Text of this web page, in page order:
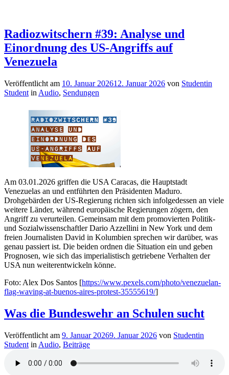
Radiozwitschern #39: Analyse und
Einordnung des US-Angriffs auf
Venezuela
Veröffentlicht am 10. Januar 202612. Januar 2026 von Studentin
Student in Audio, Sendungen
Am 03.01.2026 griffen die USA Caracas, die Hauptstadt
Venezuelas an und entführten den Präsidenten Maduro.
Drohgebärden der US-Regierung richten sich infolgedessen an viele
weitere Länder, während europäische Regierungen zögern, den
Angriff zu verurteilen. Gemeinsam mit dem promovierten Politik-
und Sozialwissenschaftler Dario Azzellini in New York und dem
freien Journalisten David in Kolumbien sprechen wir darüber, was
genau passiert ist. Die beiden ordnen die Situation ein und geben
Prognosen, wie sich das imperialistisch getriebene Verhalten der
USA nun weiterentwickeln könne.
Foto: Alex Dos Santos [https://www.pexels.com/photo/venezuelan-
flag-waving-at-buenos-aires-protest-35555619/]
Was die Bundeswehr an Schulen sucht
Veröffentlicht am 9. Januar 20269. Januar 2026 von Studentin
Student in Audio, Beiträge